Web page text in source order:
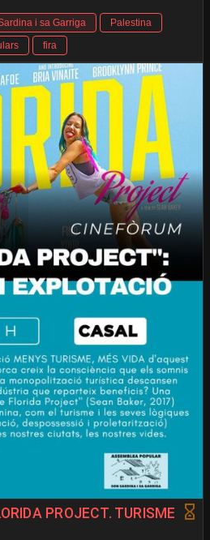
i sa Garriga
Palestina
fira
PROJECT. TURISME